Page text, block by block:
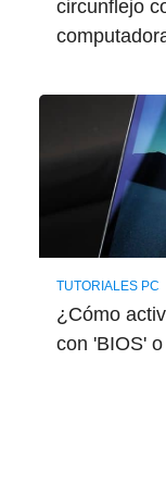
circunflejo
TUTORIALES PC
¿Cómo
con 'BIOS'